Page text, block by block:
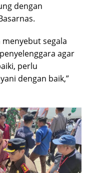
dengan
segala
agar
perlu
dengan baik,”